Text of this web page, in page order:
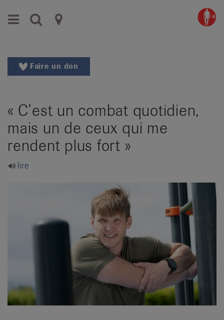
vers
au
Aller
Changer
région
Changer
langue:
Faire un don
« C’est un combat quotidien,
mais un de ceux qui me
rendent plus fort »
lire
Menu Recherche
Ligues
contre
le
|
Organisations
nationales
patients